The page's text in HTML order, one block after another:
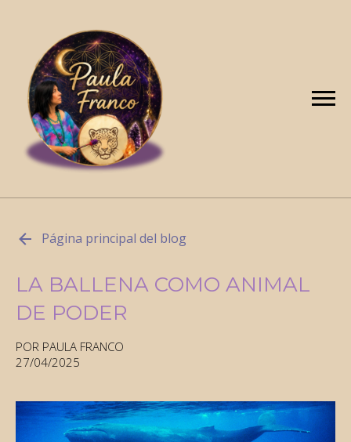
Página principal del blog
LA BALLENA COMO ANIMAL
DE PODER
POR PAULA FRANCO
27/04/2025